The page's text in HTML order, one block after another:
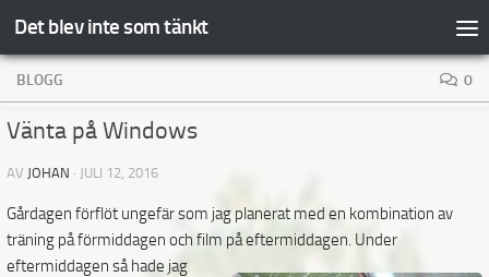
Hoppa till innehåll
Det blev inte som tänkt
BLOGG 0
Vänta på Windows
AV JOHAN · JULI 12, 2016
Gårdagen förflöt ungefär som jag planerat med en kombination av
träning på förmiddagen och film på eftermiddagen. Under
eftermiddagen så hade jag